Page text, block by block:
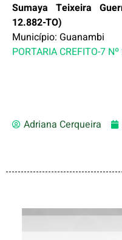
Sumaya Teixeira
12.882-TO)
Município: Guanambi
PORTARIA CREFITO-7
Adriana Cerqueira